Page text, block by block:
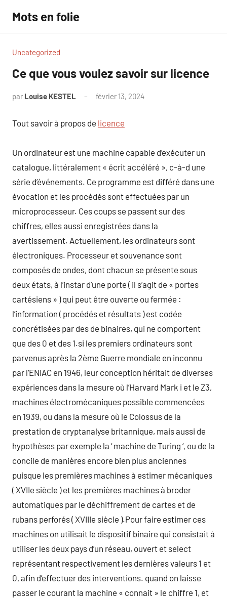
contenu
Mots en folie
Uncategorized
Ce que vous voulez savoir sur licence
par Louise KESTEL février 13, 2024
Tout savoir à propos de licence
Un ordinateur est une machine capable d’exécuter un
catalogue, littéralement « écrit accéléré », c-à-d une
série d’événements. Ce programme est différé dans une
évocation et les procédés sont effectuées par un
microprocesseur. Ces coups se passent sur des
chiffres, elles aussi enregistrées dans la
avertissement. Actuellement, les ordinateurs sont
électroniques. Processeur et souvenance sont
composés de ondes, dont chacun se présente sous
deux états, à l’instar d’une porte ( il s’agit de « portes
cartésiens » ) qui peut être ouverte ou fermée :
l’information ( procédés et résultats ) est codée
concrétisées par des de binaires, qui ne comportent
que des 0 et des 1.si les premiers ordinateurs sont
parvenus après la 2ème Guerre mondiale en inconnu
par l’ENIAC en 1946, leur conception héritait de diverses
expériences dans la mesure où l’Harvard Mark i et le Z3,
machines électromécaniques possible commencées
en 1939, ou dans la mesure où le Colossus de la
prestation de cryptanalyse britannique, mais aussi de
hypothèses par exemple la ‘ machine de Turing ‘, ou de la
concile de manières encore bien plus anciennes
puisque les premières machines à estimer mécaniques
( XVIIe siècle ) et les premières machines à broder
automatiques par le déchiffrement de cartes et de
rubans perforés ( XVIIIe siècle ).Pour faire estimer ces
machines on utilisait le dispositif binaire qui consistait à
utiliser les deux pays d’un réseau, ouvert et select
représentant respectivement les dernières valeurs 1 et
0, afin d’effectuer des interventions. quand on laisse
passer le courant la machine « connait » le chiffre 1, et